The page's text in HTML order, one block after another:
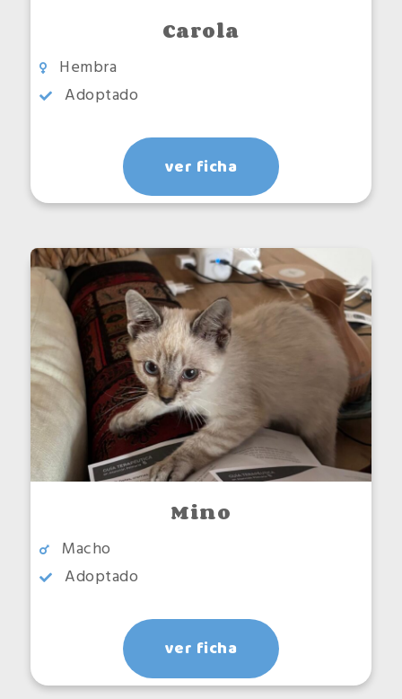
Carola
Hembra
Adoptado
ver ficha
Mino
Macho
Adoptado
ver ficha